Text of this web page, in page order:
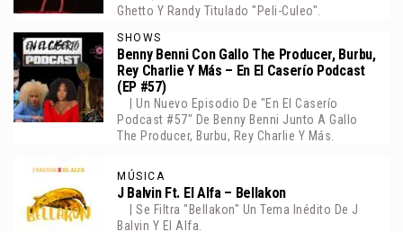
Ghetto Y Randy Titulado "Peli-Culeo".
SHOWS
Benny Benni Con Gallo The Producer, Burbu,
Rey Charlie Y Más – En El Caserío Podcast
(EP #57)
| Un Nuevo Episodio De "En El Caserío
Podcast #57" De Benny Benni Junto A Gallo
The Producer, Burbu, Rey Charlie Y Más.
MÚSICA
J Balvin Ft. El Alfa – Bellakon
| Se Filtra "Bellakon" Un Tema Inédito De J
Balvin Y El Alfa.